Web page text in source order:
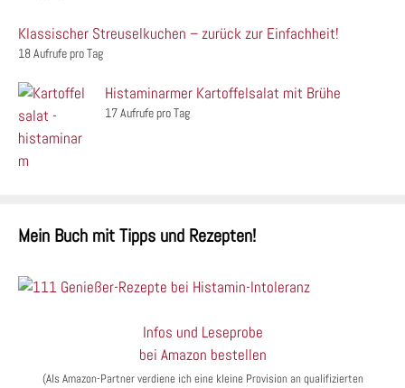
Klassischer Streuselkuchen – zurück zur Einfachheit!
18 Aufrufe pro Tag
Histaminarmer Kartoffelsalat mit Brühe
17 Aufrufe pro Tag
Mein Buch mit Tipps und Rezepten!
Infos und Leseprobe
bei Amazon bestellen
(Als Amazon-Partner verdiene ich eine kleine Provision an qualifizierten